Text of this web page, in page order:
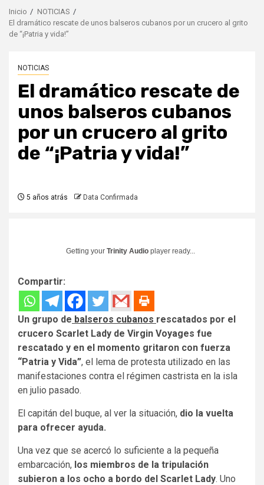
Inicio
NOTICIAS
El dramático rescate de unos balseros cubanos por un crucero al grito
de “¡Patria y vida!”
NOTICIAS
El dramático rescate de
unos balseros cubanos
por un crucero al grito
de “¡Patria y vida!”
5 años atrás Data Confirmada
Getting your Trinity Audio player ready...
Compartir:
Un grupo de balseros cubanos rescatados por el
crucero Scarlet Lady de Virgin Voyages fue
rescatado y en el momento gritaron con fuerza
“Patria y Vida”, el lema de protesta utilizado en las
manifestaciones contra el régimen castrista en la isla
en julio pasado.
El capitán del buque, al ver la situación, dio la vuelta
para ofrecer ayuda.
Una vez que se acercó lo suficiente a la pequeña
embarcación, los miembros de la tripulación
subieron a los ocho a bordo del Scarlet Lady. Uno